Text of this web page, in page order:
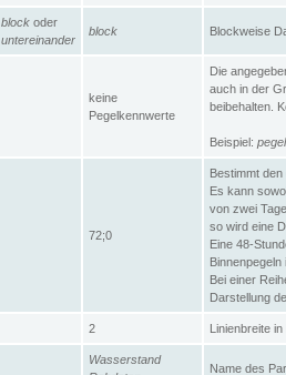
block oder
untereinander
block Blockweise
keine
Pegelkennwerte
Die
auch in der
beibehalten.
Beispiel:
72;0
Bestimmt
Es kann
von zwei
so wird eine
Eine 48-
Bei einer
Darstellung
2 Linienbreite in
Wasserstand
Name des